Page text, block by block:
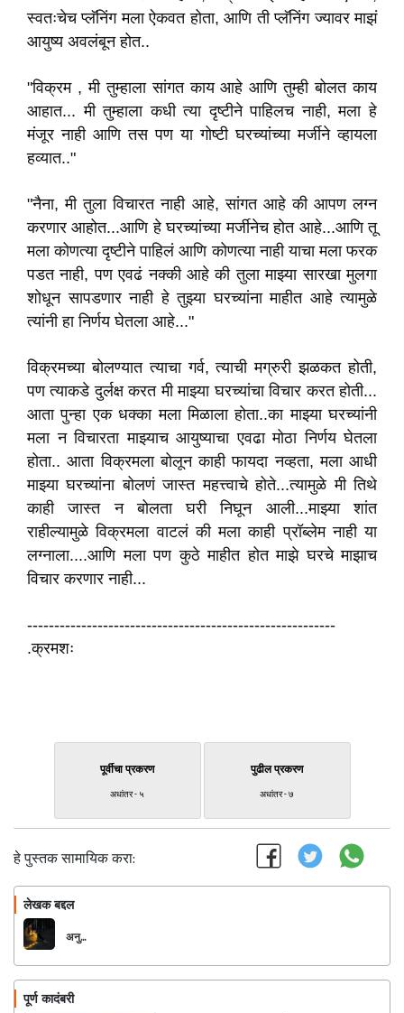
स्वतःचेच प्लॅनिंग मला ऐकवत होता, आणि ती प्लॅनिंग ज्यावर माझं
आयुष्य अवलंबून होत..
"विक्रम , मी तुम्हाला सांगत काय आहे आणि तुम्ही बोलत काय
आहात... मी तुम्हाला कधी त्या दृष्टीने पाहिलच नाही, मला हे
मंजूर नाही आणि तस पण या गोष्टी घरच्यांच्या मर्जीने व्हायला
हव्यात.."
"नैना, मी तुला विचारत नाही आहे, सांगत आहे की आपण लग्न
करणार आहोत...आणि हे घरच्यांच्या मर्जीनेच होत आहे...आणि तू
मला कोणत्या दृष्टीने पाहिलं आणि कोणत्या नाही याचा मला फरक
पडत नाही, पण एवढं नक्की आहे की तुला माझ्या सारखा मुलगा
शोधून सापडणार नाही हे तुझ्या घरच्यांना माहीत आहे त्यामुळे
त्यांनी हा निर्णय घेतला आहे..."
विक्रमच्या बोलण्यात त्याचा गर्व, त्याची मग्रुरी झळकत होती,
पण त्याकडे दुर्लक्ष करत मी माझ्या घरच्यांचा विचार करत होती...
आता पुन्हा एक धक्का मला मिळाला होता..का माझ्या घरच्यांनी
मला न विचारता माझ्याच आयुष्याचा एवढा मोठा निर्णय घेतला
होता.. आता विक्रमला बोलून काही फायदा नव्हता, मला आधी
माझ्या घरच्यांना बोलणं जास्त महत्त्वाचे होते...त्यामुळे मी तिथे
काही जास्त न बोलता घरी निघून आली...माझ्या शांत
राहील्यामुळे विक्रमला वाटलं की मला काही प्रॉब्लेम नाही या
लग्नाला....आणि मला पण कुठे माहीत होत माझे घरचे माझाच
विचार करणार नाही...
---------------------------------------------------------
.क्रमशः
पूर्वीचा प्रकरण
अधांतर - ५
पुढील प्रकरण
अधांतर - ७
हे पुस्तक सामायिक करा:
लेखक बद्दल
अनु...
पूर्ण कादंबरी